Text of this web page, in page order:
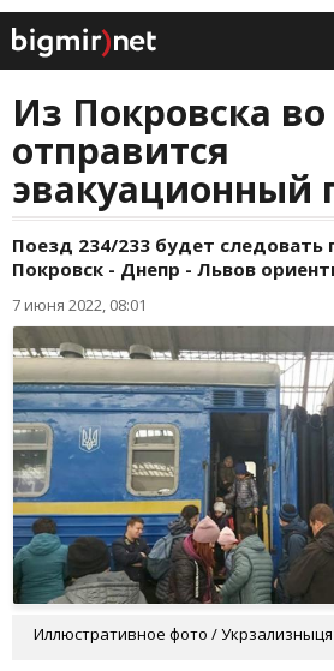
Из Покровска
отправится
эвакуационный
Поезд 234/233 будет
Покровск - Днепр - Львов
7 июня 2022, 08:01
Иллюстративное фото / Укрзализныця